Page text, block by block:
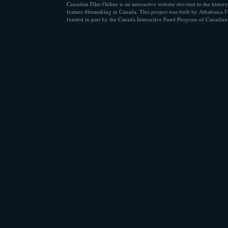
Canadian Film Online is an interactive website devoted to the
feature filmmaking in Canada. This project was built by Athabasca
funded in part by the Canada Interactive Fund Program of